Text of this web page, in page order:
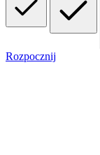
Rozpocznij